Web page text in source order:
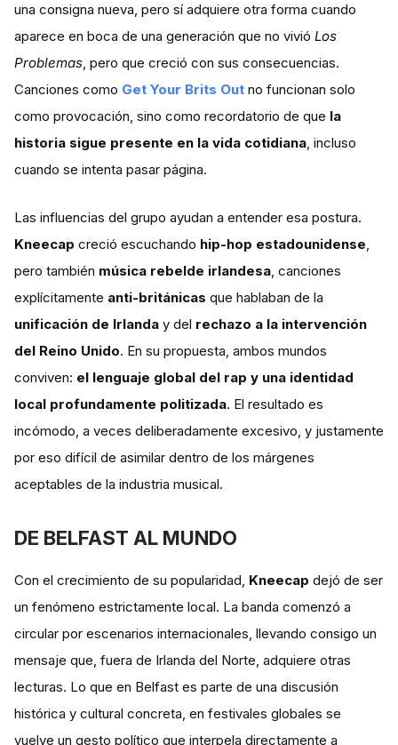
una consigna nueva, pero sí adquiere otra forma cuando
aparece en boca de una generación que no vivió Los
Problemas, pero que creció con sus consecuencias.
Canciones como Get Your Brits Out no funcionan solo
como provocación, sino como recordatorio de que la
historia sigue presente en la vida cotidiana, incluso
cuando se intenta pasar página.
Las influencias del grupo ayudan a entender esa postura.
Kneecap creció escuchando hip-hop estadounidense,
pero también música rebelde irlandesa, canciones
explícitamente anti-británicas que hablaban de la
unificación de Irlanda y del rechazo a la intervención
del Reino Unido. En su propuesta, ambos mundos
conviven: el lenguaje global del rap y una identidad
local profundamente politizada. El resultado es
incómodo, a veces deliberadamente excesivo, y justamente
por eso difícil de asimilar dentro de los márgenes
aceptables de la industria musical.
DE BELFAST AL MUNDO
Con el crecimiento de su popularidad, Kneecap dejó de ser
un fenómeno estrictamente local. La banda comenzó a
circular por escenarios internacionales, llevando consigo un
mensaje que, fuera de Irlanda del Norte, adquiere otras
lecturas. Lo que en Belfast es parte de una discusión
histórica y cultural concreta, en festivales globales se
vuelve un gesto político que interpela directamente a